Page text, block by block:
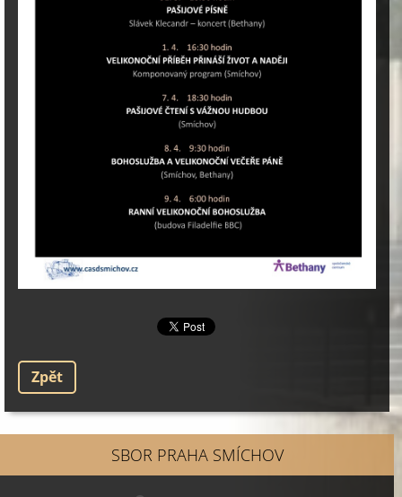
Zpět
SBOR PRAHA SMÍCHOV